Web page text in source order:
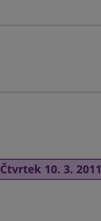
Čtvrtek 10. 3. 2011